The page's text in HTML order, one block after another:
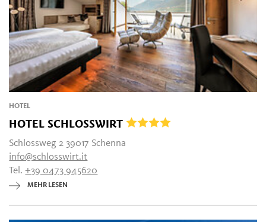
HOTEL
HOTEL SCHLOSSWIRT
Schlossweg 2 39017 Schenna
info@schlosswirt.it
Tel.+39 0473 945620
MEHR LESEN